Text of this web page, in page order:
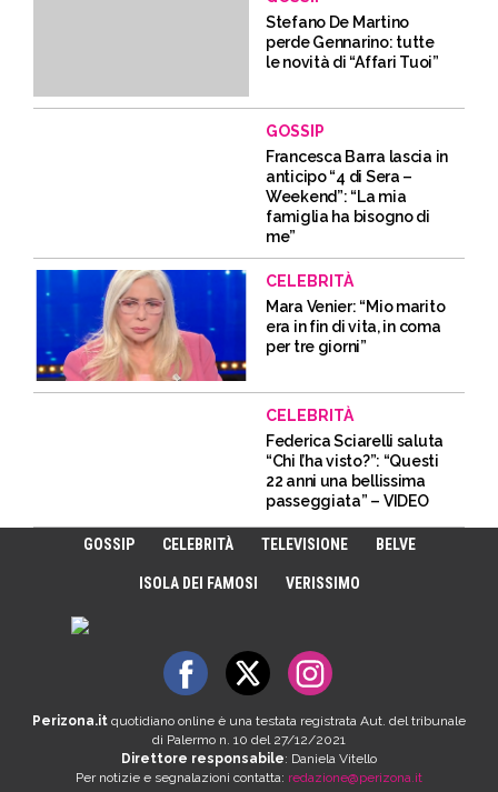
Stefano De Martino
perde Gennarino: tutte
le novità di “Affari Tuoi”
GOSSIP
Francesca Barra lascia in
anticipo “4 di Sera –
Weekend”: “La mia
famiglia ha bisogno di
me”
CELEBRITÀ
Mara Venier: “Mio marito
era in fin di vita, in coma
per tre giorni”
CELEBRITÀ
Federica Sciarelli saluta
“Chi l’ha visto?”: “Questi
22 anni una bellissima
passeggiata” – VIDEO
GOSSIP CELEBRITÀ TELEVISIONE BELVE
ISOLA DEI FAMOSI VERISSIMO
Perizona.it quotidiano online è una testata registrata Aut. del tribunale
di Palermo n. 10 del 27/12/2021
Direttore responsabile: Daniela Vitello
Per notizie e segnalazioni contatta: redazione@perizona.it